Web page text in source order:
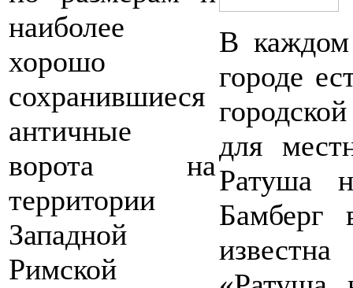
наиболее
хорошо
сохранившиеся
античные
ворота на
территории
Западной
Римской
В каждом
городе
для
Ратуша
Бамберг